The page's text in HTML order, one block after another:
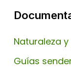
Naturaleza
Guías